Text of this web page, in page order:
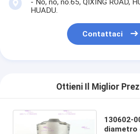
HUADU.
Contattaci
Ottieni Il Miglior
130602-
diametro